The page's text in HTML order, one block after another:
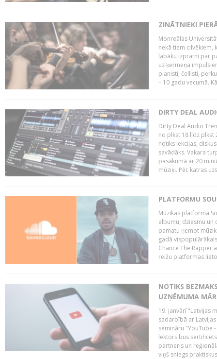
ZINĀTNIEKI
Monreālas
nekā tiem cilvēkiem,
labāku izpratni par
uz ķermeņa
pianisti, čellisti,
– 10 gadu vecumā.
DIRTY DEAL
Dirty Deal Audio
no plkst.18 līdz plkst
notiks lekcijas,
savādāks. Vakara
pasākumā ar 20
mūziķi. Pēc katras
PLATFORMU
Mūzikas platforma
albumu, dziesmu un
pamatu ņemot
gadā
Chance The Rapper
reižu platformas
NOTIKS
UZŅĒMUMA
19. janvārī "Latvijas
sadarbībā ar
semināru "YouTube
lektors būs
partneris un
viņš sniegs